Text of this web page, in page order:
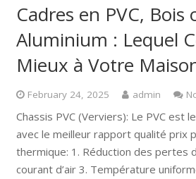
Cadres en PVC, Bois
Aluminium : Lequel
Mieux à Votre
February 24, 2025 admin
Chassis PVC (Verviers): Le PVC est
avec le meilleur rapport qualité prix
thermique: 1. Réduction des pertes
courant d’air 3. Température